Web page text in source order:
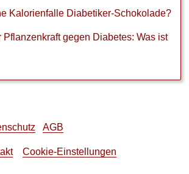
Kalorienfalle Diabetiker-Schokolade?
Pflanzenkraft gegen Diabetes: Was ist
AGB
Cookie-Einstellungen